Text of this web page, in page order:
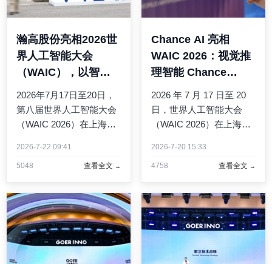
瀚高股份亮相2026世
界人工智能大会
（WAIC），以智能
基座平台HigoBase
加速AI规模化创新
2026年7月17日至20日，
第八届世界人工智能大会
（WAIC 2026）在上海举
会，本届大会以"智联世界
球顶尖科学家、产业领袖
及政策制定者，聚焦人工
智 ...
2026-7-22 09:41
5048 查看全文
Chance AI 亮相
WAIC 2026：视觉推
理智能 Chance
Vision 1.5 以 86.9%
登顶 MMMU-Pro 全
球第一
2026 年 7 月 17 日至 20
日，世界人工智能大会
（WAIC 2026）在上海举
一，WAIC 2026 汇聚了全
构。视觉智能公司
Chance AI在大会期间正
式发布Chanc ...
2026-7-20 15:33
4758 查看全文